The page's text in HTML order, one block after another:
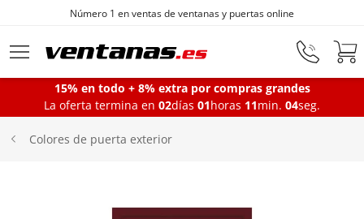
Ir al contenido principal
Fabricantes de ventanas desde 1872
Ventanas
15% en todo + 8% extra por compras grandes
La oferta termina en 02días 01horas 11min. 03seg.
Colores de puerta exterior